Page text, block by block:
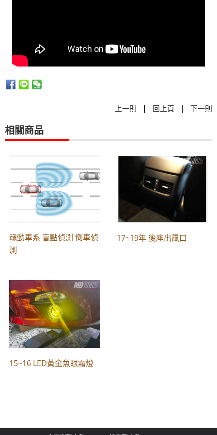
上一則 | 回上頁 | 下一則
相關商品
魂動車系 盲點偵測 倒車偵
測
17~19年 後座出風口
15~16 LED黃金魚眼霧燈